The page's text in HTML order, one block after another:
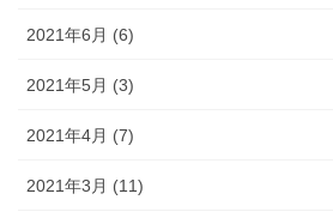
2021年6月 (6)
2021年5月 (3)
2021年4月 (7)
2021年3月 (11)